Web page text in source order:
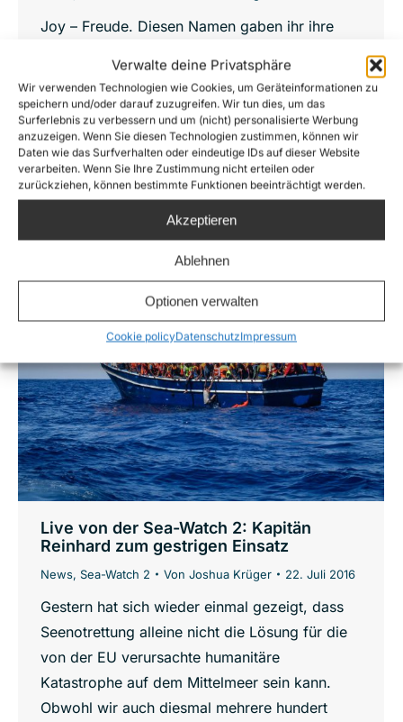
Verwalte deine Privatsphäre
Wir verwenden Technologien wie Cookies, um Geräteinformationen zu
speichern und/oder darauf zuzugreifen. Wir tun dies, um das
Surferlebnis zu verbessern und um (nicht) personalisierte Werbung
anzuzeigen. Wenn Sie diesen Technologien zustimmen, können wir
Daten wie das Surfverhalten oder eindeutige IDs auf dieser Website
verarbeiten. Wenn Sie Ihre Zustimmung nicht erteilen oder
zurückziehen, können bestimmte Funktionen beeinträchtigt werden.
Akzeptieren
Ablehnen
Optionen verwalten
Cookie policyDatenschutzImpressum
Joy – Freude. Diesen Namen gaben ihr ihre
war um zu verstehen, dass sie in Nigeria nichts
als Elend und Armut erwartet. Die massive
Stichnarbe am Bauch lies sie es spüren, noch
bevor sie 15 wurde. Freudig strahlt hingegen
die darüber tätowierte Sonne, die ihr bei…
Live von der Sea-Watch 2: Kapitän
Reinhard zum gestrigen Einsatz
News, Sea-Watch 2 Von Joshua Krüger 22. Juli 2016
Gestern hat sich wieder einmal gezeigt, dass
Seenotrettung alleine nicht die Lösung für die
von der EU verursachte humanitäre
Katastrophe auf dem Mittelmeer sein kann.
Obwohl wir auch diesmal mehrere hundert